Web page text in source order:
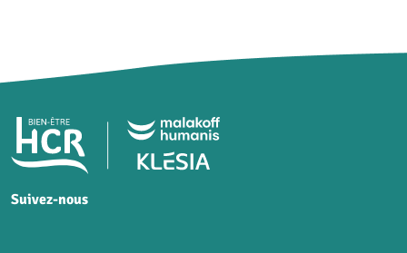
Pied de page HCR Bien-Être
Suivez-nous